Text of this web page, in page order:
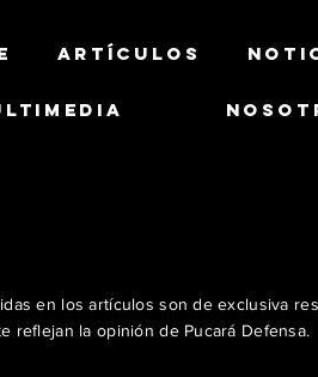
ARTÍCULOS
en los artículos son de exclusiva
reflejan la opinión de Pucará Defensa.